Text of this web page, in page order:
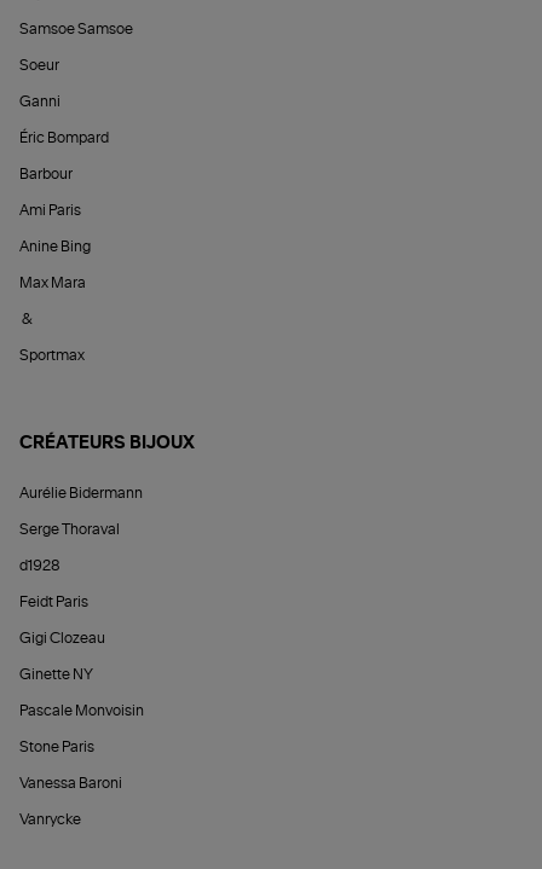
Samsoe Samsoe
Soeur
Ganni
Éric Bompard
Barbour
Ami Paris
Anine Bing
Max Mara
&
Sportmax
CRÉATEURS BIJOUX
Aurélie Bidermann
Serge Thoraval
d1928
Feidt Paris
Gigi Clozeau
Ginette NY
Pascale Monvoisin
Stone Paris
Vanessa Baroni
Vanrycke